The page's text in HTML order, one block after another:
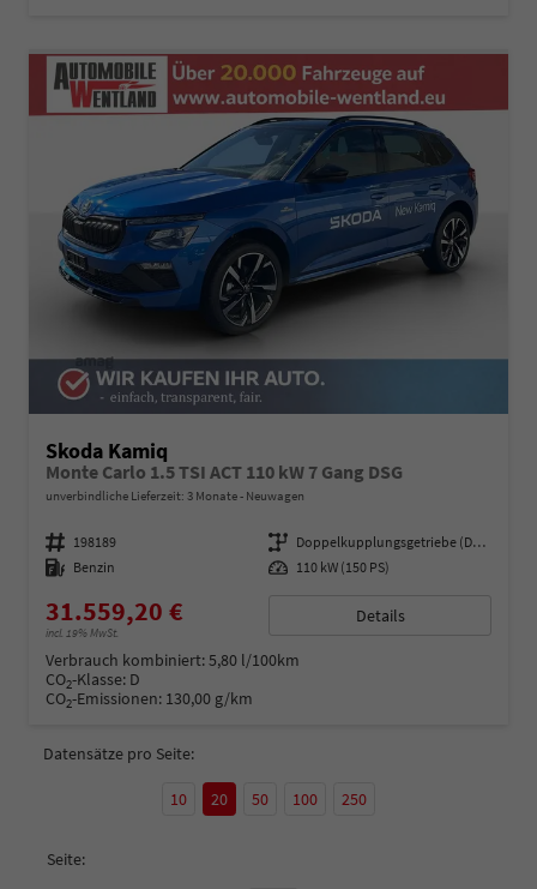
Skoda Kamiq
Monte Carlo 1.5 TSI ACT 110 kW 7 Gang DSG
unverbindliche Lieferzeit: 3 Monate Neuwagen
Fahrzeugnummer 198189 Getriebe
Doppelkupplungsgetriebe (DSG)
Kraftstoff Benzin Leistung 110 kW (150 PS)
31.559,20 €
incl. 19% MwSt.
Details
Verbrauch kombiniert:5,80 l/100km
CO2-Klasse: D
CO2-Emissionen: 130,00 g/km
Datensätze pro Seite:
10 20 50 100 250
Seite: